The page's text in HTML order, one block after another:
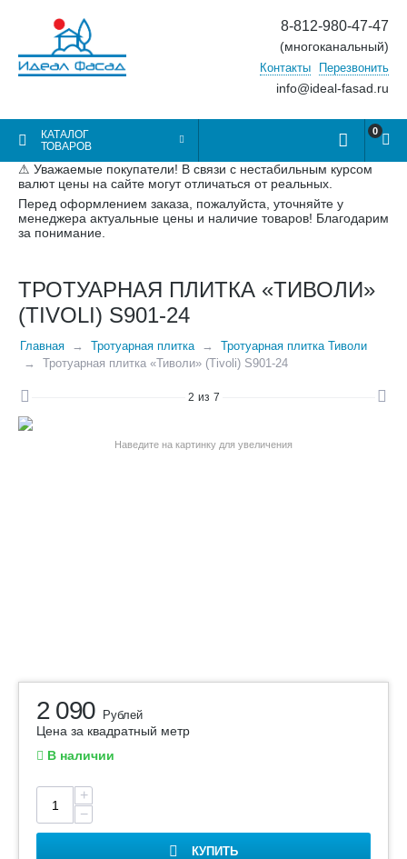
8-812-980-47-47
(многоканальный)
Контакты Перезвонить
info@ideal-fasad.ru
КАТАЛОГ
ТОВАРОВ
0
⚠ Уважаемые покупатели! В связи с нестабильным курсом
валют цены на сайте могут отличаться от реальных.
Перед оформлением заказа, пожалуйста, уточняйте у
менеджера актуальные цены и наличие товаров! Благодарим
за понимание.
ТРОТУАРНАЯ ПЛИТКА «ТИВОЛИ»
(TIVOLI) S901-24
Главная Тротуарная плитка
Тротуарная плитка Тиволи
Тротуарная плитка «Тиволи» (Tivoli) S901-24
2 из 7
Наведите на картинку для увеличения
2 090 Рублей
Цена за квадратный метр
В наличии
+
−
КУПИТЬ